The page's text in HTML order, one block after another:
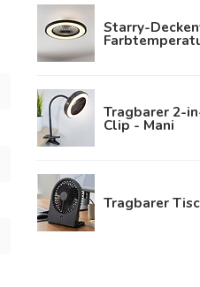
Starry-
Tragbarer 2-
Clip - Mani
Tragbarer